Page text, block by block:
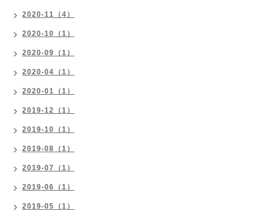
2020-11（4）
2020-10（1）
2020-09（1）
2020-04（1）
2020-01（1）
2019-12（1）
2019-10（1）
2019-08（1）
2019-07（1）
2019-06（1）
2019-05（1）